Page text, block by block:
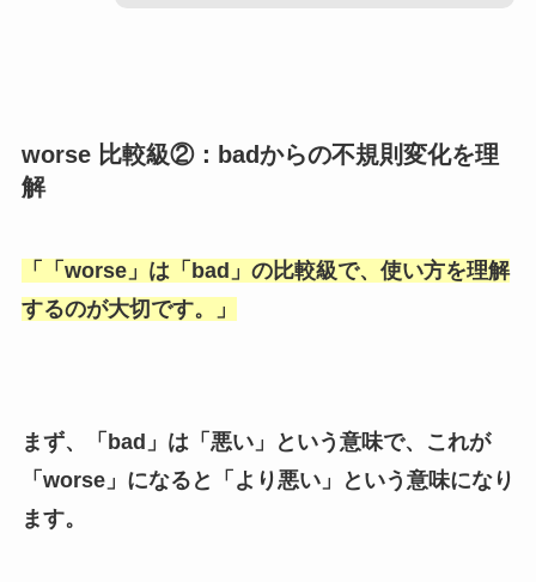
worse 比較級②：badからの不規則変化を理
解
「 「worse」は「 bad 」の比較級で、使い方を理解
するのが大切です。」
まず、「 bad 」は「 悪い」という意味で、これが
「 worse」になると「 より悪い」という意味になり
ます。